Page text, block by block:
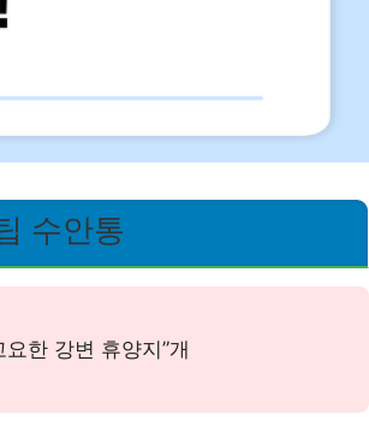
수안통
한 강변 휴양지”개